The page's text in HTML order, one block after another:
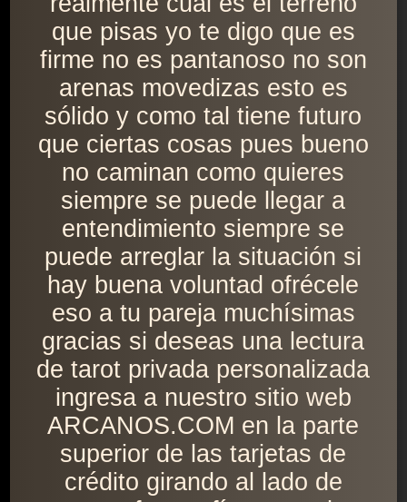
que pisas yo te digo que es
firme no es pantanoso no son
arenas movedizas esto es
sólido y como tal tiene futuro
que ciertas cosas pues bueno
no caminan como quieres
siempre se puede llegar a
entendimiento siempre se
puede arreglar la situación si
hay buena voluntad ofrécele
eso a tu pareja muchísimas
gracias si deseas una lectura
de tarot privada personalizada
ingresa a nuestro sitio web
ARCANOS.COM en la parte
superior de las tarjetas de
crédito girando al lado de